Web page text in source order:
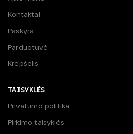
Kontaktai
Paskyra
Parduotuvė
Krepšelis
TAISYKLĖS
Privatumo politika
Pirkimo taisyklės